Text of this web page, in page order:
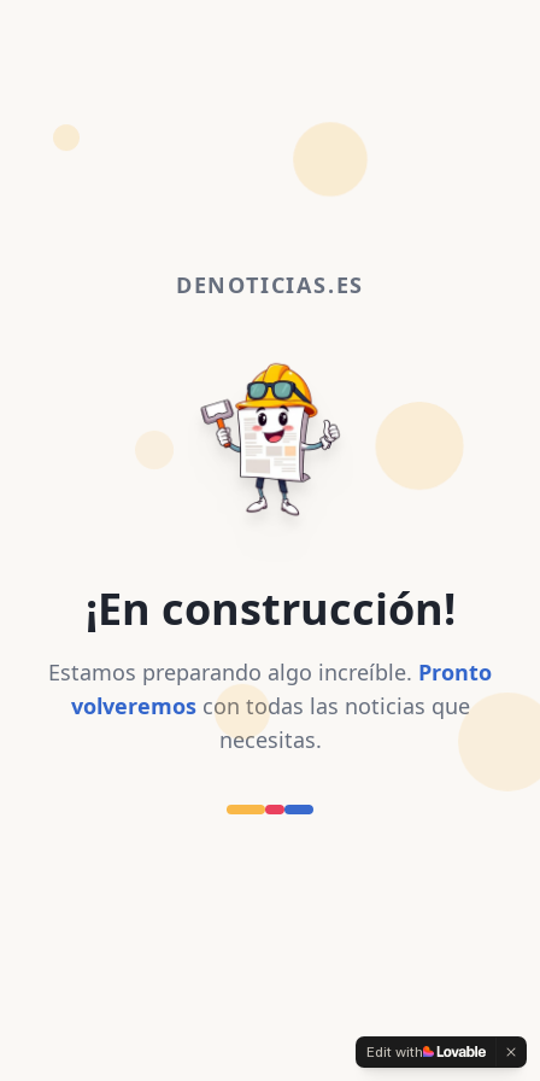
DENOTICIAS.ES
¡En construcción!
Estamos preparando algo increíble. Pronto
volveremos con todas las noticias que
necesitas.
Edit with